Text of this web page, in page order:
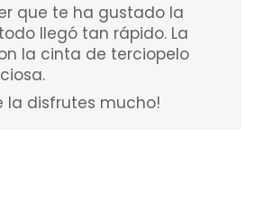
que te ha gustado la
llegó tan rápido. La
la cinta de terciopelo
la disfrutes mucho!